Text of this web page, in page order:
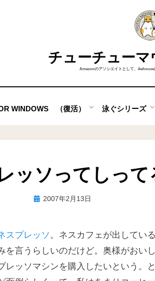
チューチューマ
Amazonのアソシエイトとして、ikehouse
WINDOWS （復活） 泳ぐシリーズ
ッソってしって
投稿者ike
投 2007年2月13日
スプレッソ。ネスカフェが出してい
を言うらしいのだけど。奥様がおい
レッソマシンを購入したいという。